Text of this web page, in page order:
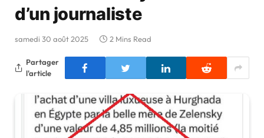
d’un journaliste
samedi 30 août 2025 2 Mins Read
Partager
l'article